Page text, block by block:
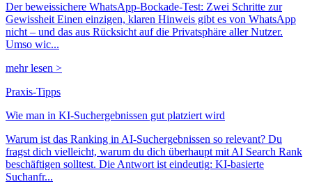
Der beweissichere WhatsApp-Bockade-Test: Zwei Schritte zur
Gewissheit Einen einzigen, klaren Hinweis gibt es von WhatsApp
nicht – und das aus Rücksicht auf die Privatsphäre aller Nutzer.
Umso wic...
mehr lesen >
Praxis-Tipps
Wie man in KI-Suchergebnissen gut platziert wird
Warum ist das Ranking in AI-Suchergebnissen so relevant? Du
fragst dich vielleicht, warum du dich überhaupt mit AI Search Rank
beschäftigen solltest. Die Antwort ist eindeutig: KI-basierte
Suchanfr...